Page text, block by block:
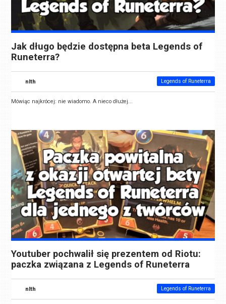
Jak długo będzie dostępna beta Legends of
Runeterra?
nlth Legends of Runeterra
Mówiąc najkrócej: nie wiadomo. A nieco dłużej...
Youtuber pochwalił się prezentem od Riotu:
paczka związana z Legends of Runeterra
nlth Legends of Runeterra